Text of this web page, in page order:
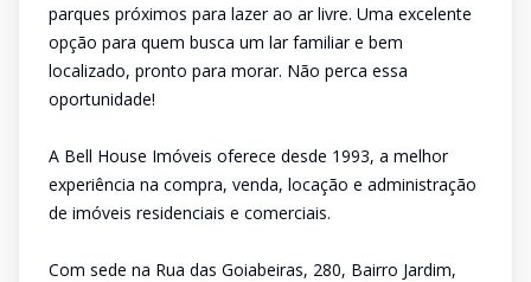
parques próximos para lazer ao ar livre. Uma excelente
opção para quem busca um lar familiar e bem
localizado, pronto para morar. Não perca essa
oportunidade!
A Bell House Imóveis oferece desde 1993, a melhor
experiência na compra, venda, locação e administração
de imóveis residenciais e comerciais.
Com sede na Rua das Goiabeiras, 280, Bairro Jardim,